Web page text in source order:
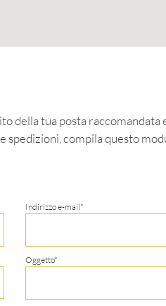
della tua posta raccomandata
compila questo
Indirizzo e-mail*
Oggetto*